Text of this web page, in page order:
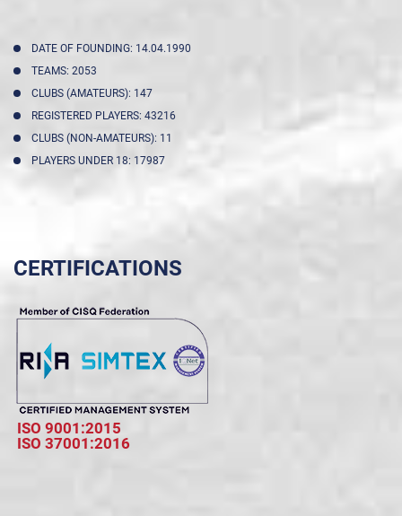
DATE OF FOUNDING: 14.04.1990
TEAMS: 2053
CLUBS (AMATEURS): 147
REGISTERED PLAYERS: 43216
CLUBS (NON-AMATEURS): 11
PLAYERS UNDER 18: 17987
CERTIFICATIONS
ISO 9001:2015
ISO 37001:2016